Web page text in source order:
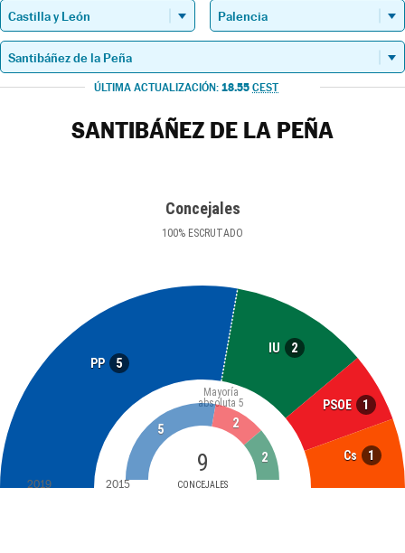
ÚLTIMA ACTUALIZACIÓN: 18.55 CEST
SANTIBÁÑEZ DE LA PEÑA
Concejales
100% ESCRUTADO
PP 5
IU 2
PSOE 1
Cs 1
9
CONCEJALES
Mayoría
absoluta 5
5 2
2
2019 2015